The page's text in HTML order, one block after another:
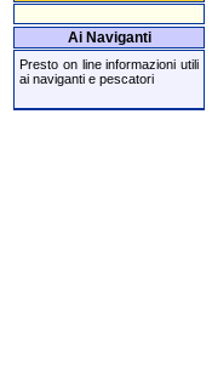
Ai Naviganti
Presto on line informazioni utili
ai naviganti e pescatori